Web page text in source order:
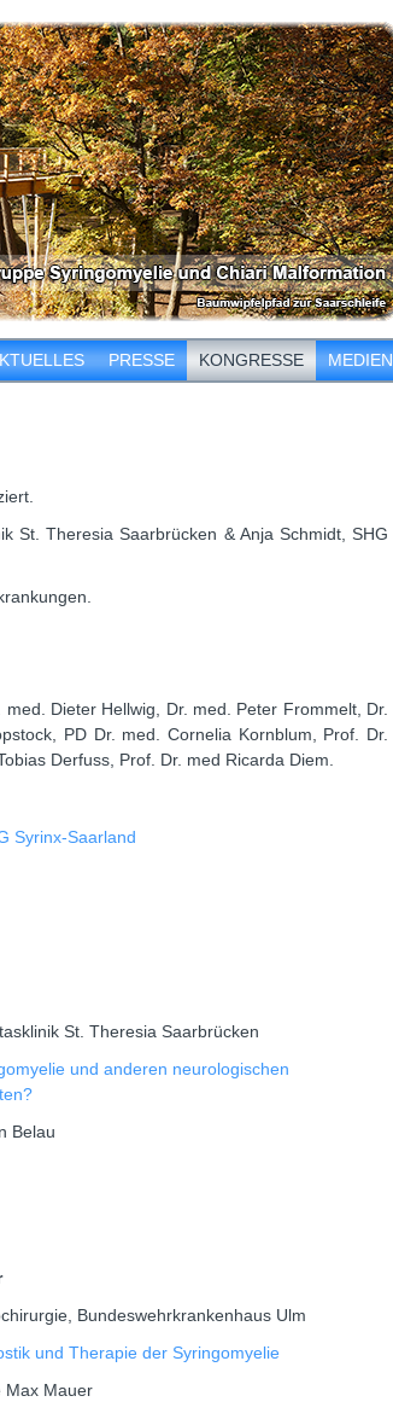
PRESSE KONGRESSE MEDIEN
St. Theresia Saarbrücken & Anja Schmidt, SHG
Dieter Hellwig, Dr. med. Peter Frommelt, Dr.
PD Dr. med. Cornelia Kornblum, Prof. Dr.
Derfuss, Prof. Dr. med Ricarda Diem.
Syrinx-Saarland
St. Theresia Saarbrücken
und anderen neurologischen
Belau
Bundeswehrkrankenhaus Ulm
und Therapie der Syringomyelie
Max Mauer